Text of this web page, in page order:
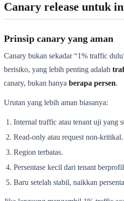
Canary release untuk
Prinsip canary yang aman
Canary bukan sekadar “1% traffic
berisiko, yang lebih penting adalah
canary, bukan hanya berapa persen.
Urutan yang lebih aman biasanya:
Internal traffic atau tenant uji yang
Read-only atau request non-kritikal.
Region terbatas.
Persentase kecil dari tenant
Baru setelah stabil, naikkan